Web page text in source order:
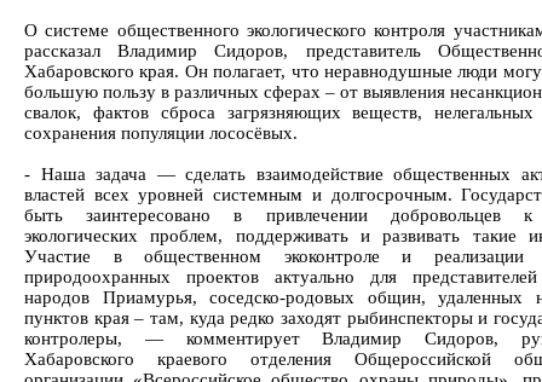
О системе общественного экологического контроля
рассказал Владимир Сидоров, представитель
Хабаровского края. Он полагает, что неравнодушные люди
большую пользу в различных сферах – от выявления
свалок, фактов сброса загрязняющих веществ,
сохранения популяции лососёвых.
- Наша задача — сделать взаимодействие общественных
властей всех уровней системным и долгосрочным.
быть заинтересовано в привлечении добровольцев
экологических проблем, поддерживать и развивать такие
Участие в общественном экоконтроле и реализации
природоохранных проектов актуально для
народов Приамурья, соседско-родовых общин, удаленных
пунктов края – там, куда редко заходят рыбинспекторы и
контролеры, — комментирует Владимир Сидоров,
Хабаровского краевого отделения Общероссийской